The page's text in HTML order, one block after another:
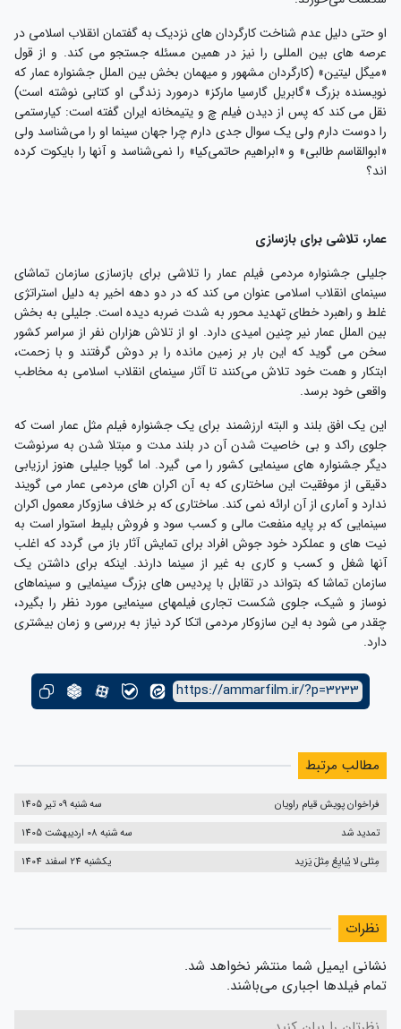
او حتی دلیل عدم شناخت کارگردان های نزدیک به گفتمان انقلاب اسلامی در
عرصه های بین المللی را نیز در همین مسئله جستجو می کند. و از قول
«میگل لیتین» (کارگردان مشهور و میهمان بخش بین الملل جشنواره عمار که
نویسنده بزرگ «گابریل گارسیا مارکز» درمورد زندگی او کتابی نوشته است)
نقل می کند که پس از دیدن فیلم چ و یتیمخانه ایران گفته است: کیارستمی
را دوست دارم ولی یک سوال جدی دارم چرا جهان سینما او را می‌شناسد ولی
«ابوالقاسم طالبی» و «ابراهیم حاتمی‌کیا» را نمی‌شناسد و آنها را بایکوت کرده
اند؟
عمار، تلاشی برای بازسازی
جلیلی جشنواره مردمی فیلم عمار را تلاشی برای بازسازی سازمان تماشای
سینمای انقلاب اسلامی عنوان می کند که در دو دهه اخیر به دلیل استراتژی
غلط و راهبرد خطای تهدید محور به شدت ضربه دیده است. جلیلی به بخش
بین الملل عمار نیر چنین امیدی دارد. او از تلاش هزاران نفر از سراسر کشور
سخن می گوید که این بار بر زمین مانده را بر دوش گرفتند و با زحمت،
ابتکار و همت خود تلاش می‌کنند تا آثار سینمای انقلاب اسلامی به مخاطب
واقعی خود برسد.
این یک افق بلند و البته ارزشمند برای یک جشنواره فیلم مثل عمار است که
جلوی راکد و بی خاصیت شدن آن در بلند مدت و مبتلا شدن به سرنوشت
دیگر جشنواره های سینمایی کشور را می گیرد. اما گویا جلیلی هنوز ارزیابی
دقیقی از موفقیت این ساختاری که به آن اکران های مردمی عمار می گویند
ندارد و آماری از آن ارائه نمی کند. ساختاری که بر خلاف سازوکار معمول اکران
سینمایی که بر پایه منفعت مالی و کسب سود و فروش بلیط استوار است به
نیت های و عملکرد خود جوش افراد برای تمایش آثار باز می گردد که اغلب
آنها شغل و کسب و کاری به غیر از سینما دارند. اینکه برای داشتن یک
سازمان تماشا که بتواند در تقابل با پردیس های بزرگ سینمایی و سینماهای
نوساز و شیک، جلوی شکست تجاری فیلمهای سینمایی مورد نظر را بگیرد،
چقدر می شود به این سازوکار مردمی اتکا کرد نیاز به بررسی و زمان بیشتری
دارد.
https://ammarfilm.ir/?p=3233
مطالب مرتبط
فراخوان پویش قیام راویان
سه شنبه 09 تیر 1405
تمدید شد
سه شنبه 08 اردیبهشت 1405
مِثلی لا یُبایِعُ مِثلَ یَزید
یکشنبه 24 اسفند 1404
نظرات
نشانی ایمیل شما منتشر نخواهد شد.
تمام فیلدها اجباری می‌باشند.